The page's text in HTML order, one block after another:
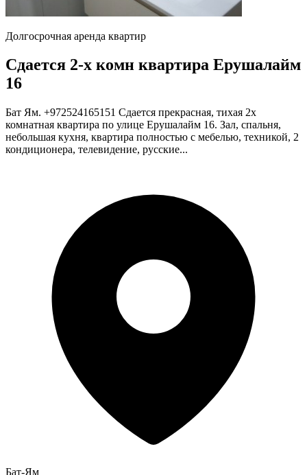
Долгосрочная аренда квартир
Сдается 2-х комн квартира Ерушалайм
16
Бат Ям. +972524165151 Сдается прекрасная, тихая 2х
комнатная квартира по улице Ерушалайм 16. Зал, спальня,
небольшая кухня, квартира полностью с мебелью, техникой, 2
кондиционера, телевидение, русские...
Бат-Ям